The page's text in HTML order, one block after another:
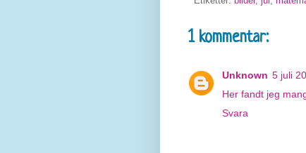
1 kommentar:
Unknown 5 juli
Her fandt jeg
Svara